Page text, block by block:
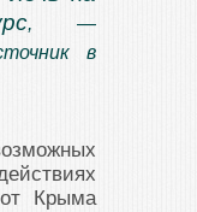
, —
в
Крыма